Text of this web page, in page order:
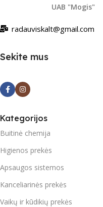
UAB "Mogis"
radauviskalt@gmail.com
Sekite mus
Kategorijos
Buitinė chemija
Higienos prekės
Apsaugos sistemos
Kanceliarinės prekės
Vaikų ir kūdikių prekės